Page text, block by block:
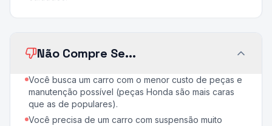
Não Compre Se...
Você busca um carro com o menor custo de peças e
manutenção possível (peças Honda são mais caras
que as de populares).
Você precisa de um carro com suspensão muito